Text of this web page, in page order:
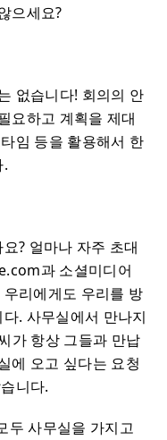
으세요?
없습니다! 회의의 안
요하고 계획을 제대
임 등을 활용해서 한
.
? 얼마나 자주 초대
과 소셜미디어
리에게도 우리를 방
. 사무실에서 만나지
가 항상 그들과 만납
에 오고 싶다는 요청
니다.
두 사무실을 가지고